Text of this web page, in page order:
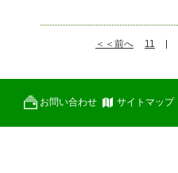
＜＜前へ 11
お問い合わせ サイトマップ